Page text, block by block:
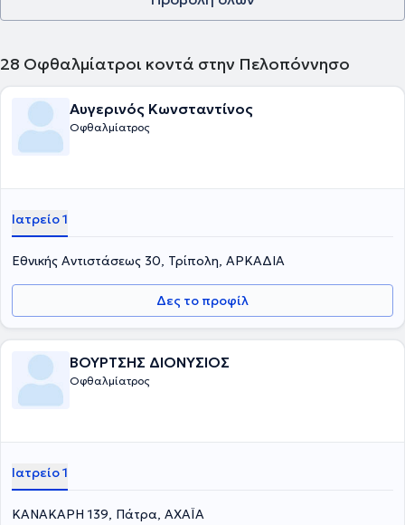
ψηφιακή αγγειογραφία, οπτικά πεδία, παχυμετρία κερατοειδούς
28 Οφθαλμίατροι κοντά στην Πελοπόννησο
Αυγερινός Κωνσταντίνος
Οφθαλμίατρος
Ιατρείο 1
Εθνικής Αντιστάσεως 30, Τρίπολη, ΑΡΚΑΔΙΑ
Δες το προφίλ
ΒΟΥΡΤΣΗΣ ΔΙΟΝΥΣΙΟΣ
Οφθαλμίατρος
Ιατρείο 1
ΚΑΝΑΚΑΡΗ 139, Πάτρα, ΑΧΑΪΑ